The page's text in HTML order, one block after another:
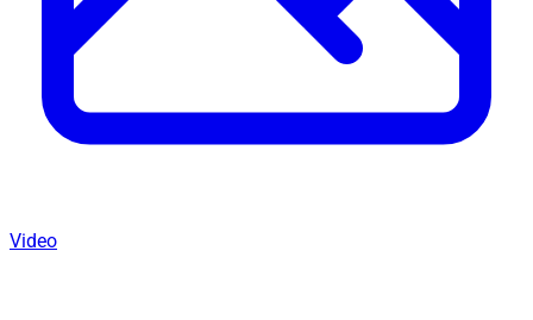
Video